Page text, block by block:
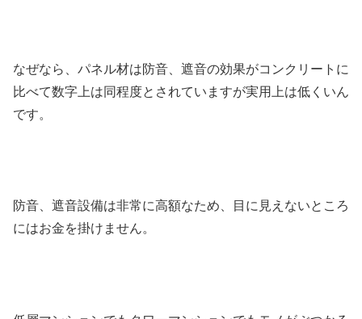
なぜなら、パネル材は防音、遮音の効果がコンクリートに
比べて数字上は同程度とされていますが実用上は低くいん
です。
防音、遮音設備は非常に高額なため、目に見えないところ
にはお金を掛けません。